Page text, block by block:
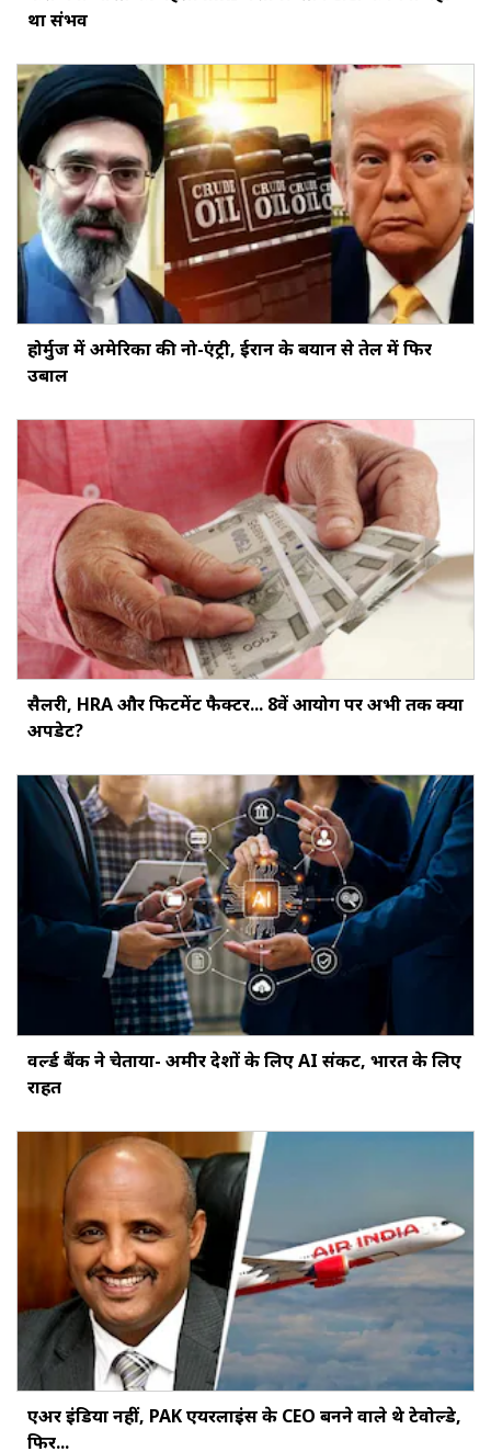
था संभव
होर्मुज में अमेरिका की नो-एंट्री, ईरान के बयान से तेल में फिर
उबाल
सैलरी, HRA और फिटमेंट फैक्‍टर... 8वें आयोग पर अभी तक क्‍या
अपडेट?
वर्ल्ड बैंक ने चेताया- अमीर देशों के लिए AI संकट, भारत के लिए
राहत
एअर इंडिया नहीं, PAK एयरलाइंस के CEO बनने वाले थे टेवोल्डे,
फिर...